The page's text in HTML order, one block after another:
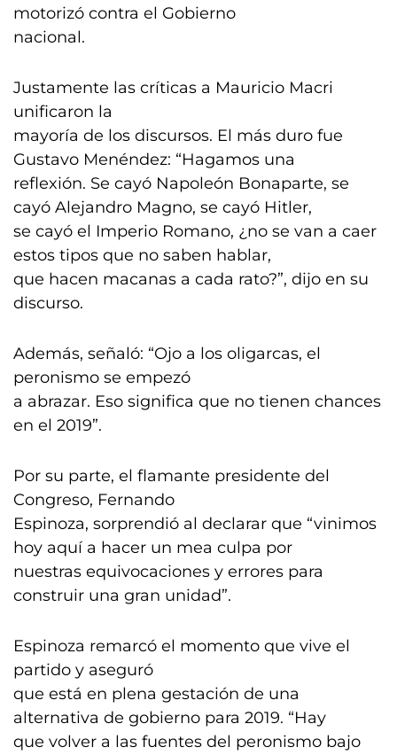
motorizó contra el Gobierno
nacional.
Justamente las críticas a Mauricio Macri
unificaron la
mayoría de los discursos. El más duro fue
Gustavo Menéndez: “Hagamos una
reflexión. Se cayó Napoleón Bonaparte, se
cayó Alejandro Magno, se cayó Hitler,
se cayó el Imperio Romano, ¿no se van a caer
estos tipos que no saben hablar,
que hacen macanas a cada rato?”, dijo en su
discurso.
Además, señaló: “Ojo a los oligarcas, el
peronismo se empezó
a abrazar. Eso significa que no tienen chances
en el 2019”.
Por su parte, el flamante presidente del
Congreso, Fernando
Espinoza, sorprendió al declarar que “vinimos
hoy aquí a hacer un mea culpa por
nuestras equivocaciones y errores para
construir una gran unidad”.
Espinoza remarcó el momento que vive el
partido y aseguró
que está en plena gestación de una
alternativa de gobierno para 2019. “Hay
que volver a las fuentes del peronismo bajo